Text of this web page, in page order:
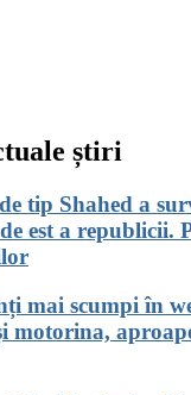
știri
tip Shahed a
est a republicii.
mai scumpi în
motorina,